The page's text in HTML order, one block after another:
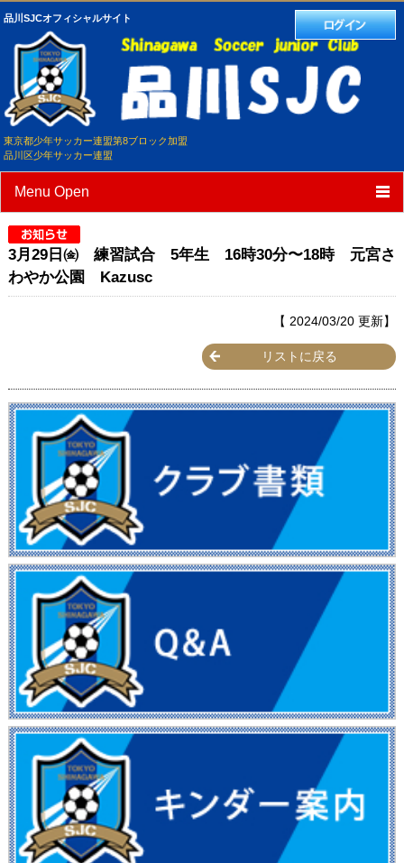
品川SJCオフィシャルサイト
東京都少年サッカー連盟第8ブロック加盟
品川区少年サッカー連盟
Menu Open
クラブ紹介
スケジュール
フォトギャラリー
3月29日㈮ 練習試合 5年生 16時30分〜18時 元宮さ
わやか公園 Kazusc
【 2024/03/20 更新】
リストに戻る